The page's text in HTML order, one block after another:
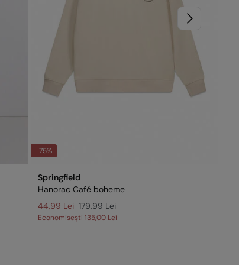
-75%
Springfield
Hanorac Café boheme
44,99 Lei 179,99 Lei
Economisești 135,00 Lei